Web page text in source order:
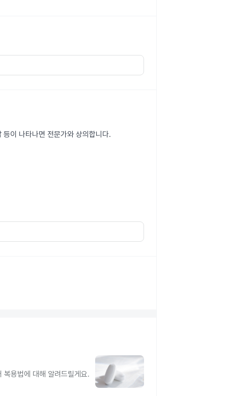
이 나타나면 전문가와 상의합니다.
복용법에 대해 알려드릴게요.